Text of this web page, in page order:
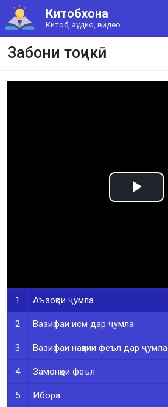
Китобхона
Китоб, аудио, видео
Забони тоҷикӣ
Play
1 Аъзоҳои ҷумла
2 Вазифаи исм дар ҷумла
3 Вазифаи наҳвии феъл дар ҷумла
4 Замонҳои феъл
5 Ибора